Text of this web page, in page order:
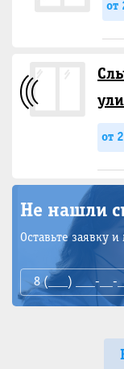
от
от
Не нашли
Оставьте заявку